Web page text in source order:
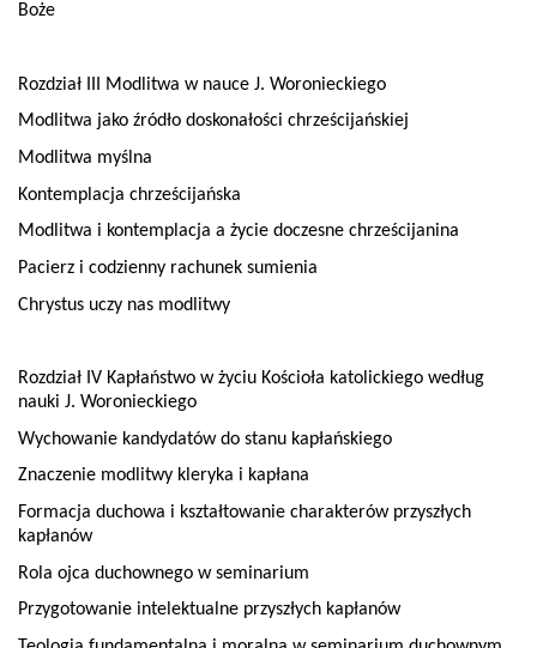
Boże
Rozdział III Modlitwa w nauce J. Woronieckiego
Modlitwa jako źródło doskonałości chrześcijańskiej
Modlitwa myślna
Kontemplacja chrześcijańska
Modlitwa i kontemplacja a życie doczesne chrześcijanina
Pacierz i codzienny rachunek sumienia
Chrystus uczy nas modlitwy
Rozdział IV Kapłaństwo w życiu Kościoła katolickiego według
nauki J. Woronieckiego
Wychowanie kandydatów do stanu kapłańskiego
Znaczenie modlitwy kleryka i kapłana
Formacja duchowa i kształtowanie charakterów przyszłych
kapłanów
Rola ojca duchownego w seminarium
Przygotowanie intelektualne przyszłych kapłanów